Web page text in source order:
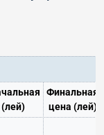
Финальная
цена (лей)